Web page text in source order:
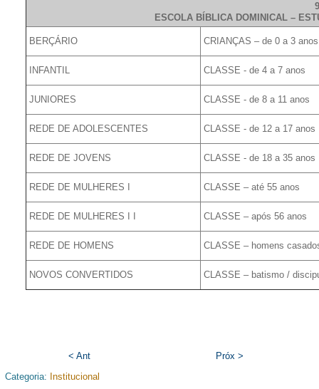
ESCOLA BÍBLICA DOMINICAL –
BERÇÁRIO CRIANÇAS – de 0 a 3 anos
INFANTIL CLASSE - de 4 a 7 anos
JUNIORES CLASSE - de 8 a 11 anos
REDE DE ADOLESCENTES CLASSE - de 12 a 17 anos
REDE DE JOVENS CLASSE - de 18 a 35 anos
REDE DE MULHERES I CLASSE – até 55 anos
REDE DE MULHERES I I CLASSE – após 56 anos
REDE DE HOMENS CLASSE – homens
NOVOS CONVERTIDOS CLASSE – batismo /
< Ant
Próx >
Categoria: Institucional